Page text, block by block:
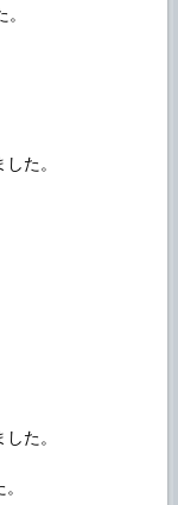
た。
た。